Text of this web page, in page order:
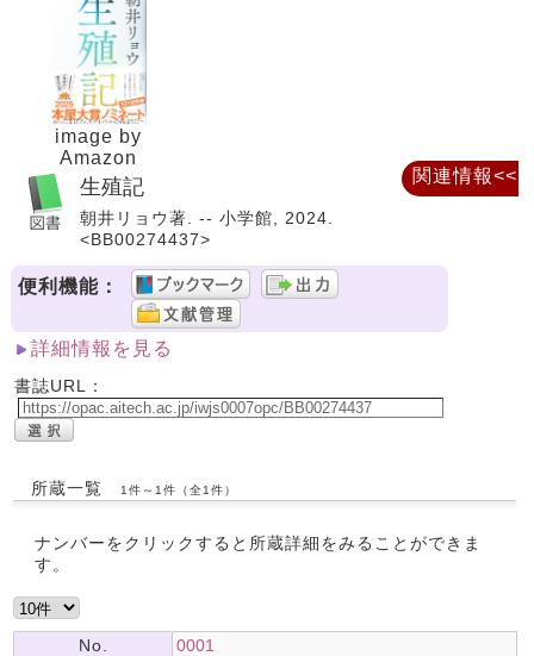
image by
Amazon
生殖記
朝井リョウ著. -- 小学館, 2024.
<BB00274437>
便利機能：
詳細情報を見る
書誌URL：
所蔵一覧 1件～1件（全1件）
ナンバーをクリックすると所蔵詳細をみることができま
す。
No.
0001
関連情報<<